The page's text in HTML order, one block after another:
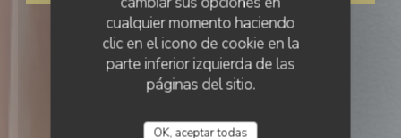
cualquier momento haciendo
clic en el icono de cookie en la
parte inferior izquierda de las
páginas del sitio.
OK, aceptar todas